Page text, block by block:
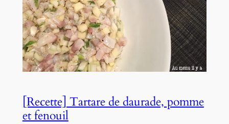
[Recette] Tartare de daurade, pomme
et fenouil